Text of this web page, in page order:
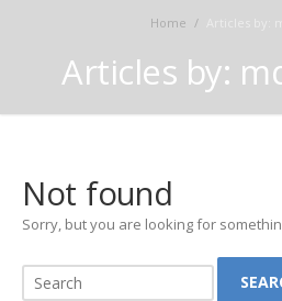
Home /
Articles by:
Not found
Sorry, but you are looking for